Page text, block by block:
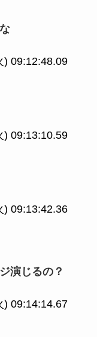
) 09:12:48.09
) 09:13:10.59
) 09:13:42.36
演じるの？
) 09:14:14.67